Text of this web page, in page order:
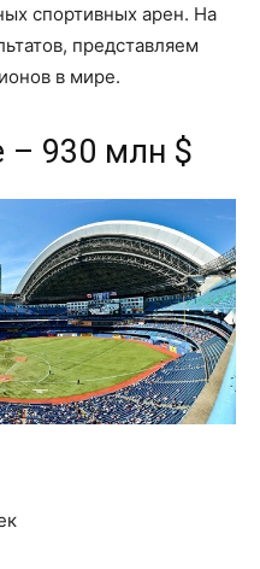
спортивных арен. На
представляем
в мире.
– 930 млн $